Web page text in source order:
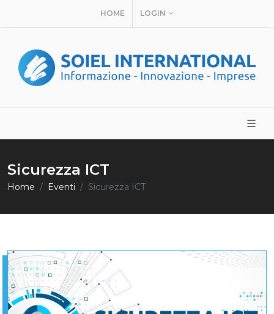
HOME LOGIN
Sicurezza ICT
Home Eventi Sicurezza ICT